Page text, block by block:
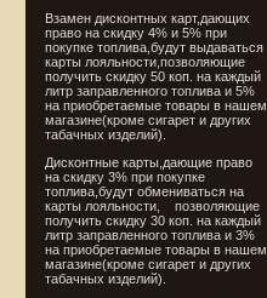
Взамен дисконтных карт,дающих
право на скидку 4% и 5% при
покупке топлива,будут выдаваться
карты лояльности,позволяющие
получить скидку 50 коп. на каждый
литр заправленного топлива и 5%
на приобретаемые товары в нашем
магазине(кроме сигарет и других
табачных изделий).
Дисконтные карты,дающие право
на скидку 3% при покупке
топлива,будут обмениваться на
карты лояльности, позволяющие
получить скидку 30 коп. на каждый
литр заправленного топлива и 3%
на приобретаемые товары в нашем
магазине(кроме сигарет и других
табачных изделий).